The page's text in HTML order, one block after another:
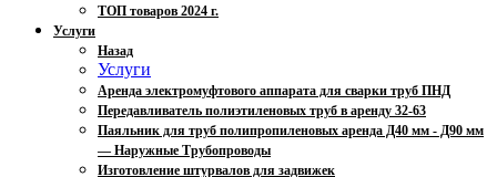
ТОП товаров 2024 г.
Услуги
Назад
Услуги
Аренда электромуфтового аппарата для сварки труб ПНД
Передавливатель полиэтиленовых труб в аренду 32-63
Паяльник для труб полипропиленовых аренда Д40 мм - Д90 мм
— Наружные Трубопроводы
Изготовление штурвалов для задвижек